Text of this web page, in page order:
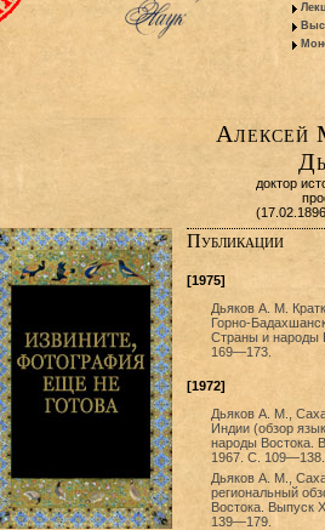
Алексей
доктор
Публикации
[1975]
Дьяков А. М.
Горно-
Страны и народы
169—173.
[1972]
Дьяков А. М.,
Индии (обзор
народы Востока.
1967. С. 109—138.
Дьяков А. М.,
региональный
Востока. Выпуск
139—179.